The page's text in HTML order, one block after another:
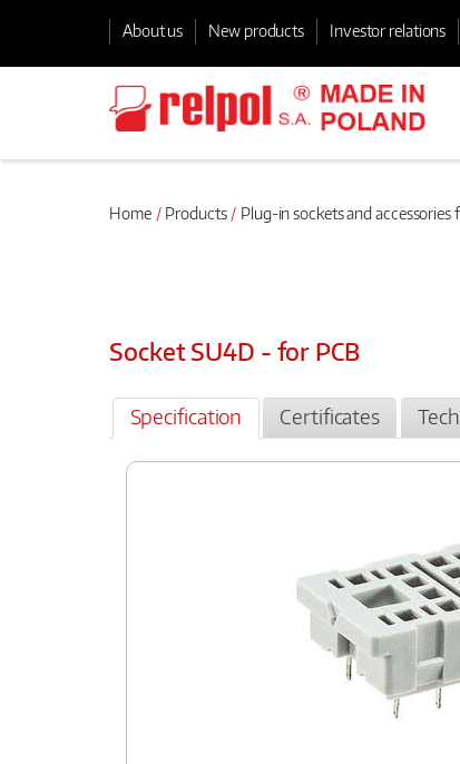
About us New products Investor relations
Home Products Plug-in sockets and accessories
Socket SU4D - for PCB
Specification Certificates